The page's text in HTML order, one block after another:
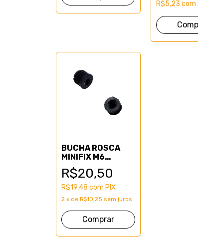
R$5,23 com
BUCHA ROSCA
MINIFIX M6
(CENTO)
R$20,50
R$19,48 com PIX
2 x de R$10,25 sem juros